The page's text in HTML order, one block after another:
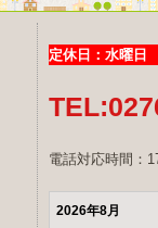
定休日：水曜日
電話対応時間：
2026年8月